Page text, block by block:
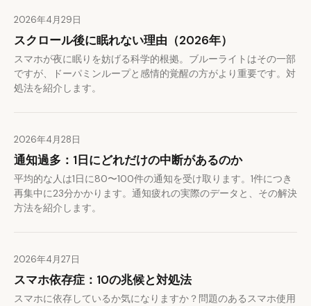
2026年4月29日
スクロール後に眠れない理由（2026年）
スマホが夜に眠りを妨げる科学的根拠。ブルーライトはその一部
ですが、ドーパミンループと感情的覚醒の方がより重要です。対
処法を紹介します。
2026年4月28日
通知過多：1日にどれだけの中断があるのか
平均的な人は1日に80〜100件の通知を受け取ります。1件につき
再集中に23分かかります。通知疲れの実際のデータと、その解決
方法を紹介します。
2026年4月27日
スマホ依存症：10の兆候と対処法
スマホに依存しているか気になりますか？問題のあるスマホ使用